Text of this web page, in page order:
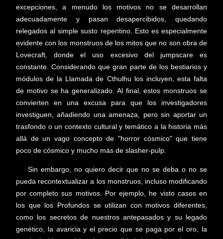
excepciones, a menudo los motivos no se desarrollan
adecuadamente y pasan desapercibidos, quedando
relegados al simple susto repentino. Esto es especialmente
evidente con los monstruos de los mitos que no son obra de
Lovecraft, donde el uso excesivo del jumpscare es
constante. Considerando que gran parte de los bestiarios y
módulos de la Llamada de Cthulhu los incluyen, esta falta
de motivo se ha generalizado. Al final, estos monstruos se
convierten en una excusa para que los investigadores
investiguen, añadiendo una amenaza, pero sin aportar un
trasfondo o un contexto cultural y temático a la historia más
allá de un vago concepto de "horror cósmico" que tiene
poco de cósmico y mucho más de slasher-pulp.
Sin embargo, no quiero decir que no se deba o no se
pueda recontextualizar a los monstruos, incluso modificando
por completo sus motivos. Por ejemplo, he visto casos en
los que los Profundos se utilizan con motivos diferentes,
como los secretos de nuestros antepasados y su legado
genético, la avaricia y el precio que se paga por el oro, la